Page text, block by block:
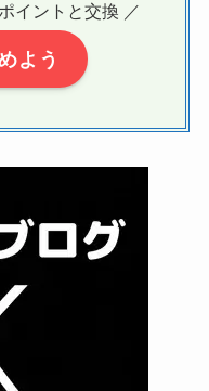
イントと交換 ／
よう